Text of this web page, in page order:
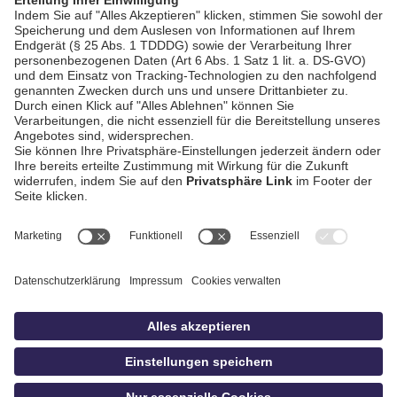
AGB / Gewinnspiele
Datenschutz
Impressum
idowa.de
Privatsphäre